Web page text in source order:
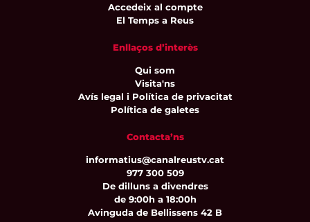
Accedeix al compte
El Temps a Reus
Enllaços d’interès
Qui som
Visita'ns
Avís legal i Política de privacitat
Política de galetes
Contacta’ns
informatius@canalreustv.cat
977 300 509
De dilluns a divendres
de 9:00h a 18:00h
Avinguda de Bellissens 42 B